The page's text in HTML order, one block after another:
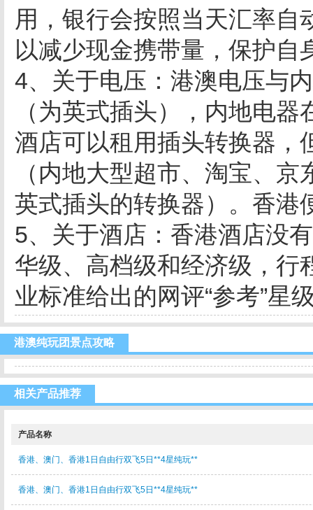
用，银行会按照当天汇率自
以减少现金携带量，保护自
4、关于电压：港澳电压与
（为英式插头），内地电
酒店可以租用插头转换器，
（内地大型超市、淘宝、
英式插头的转换器）。香港
5、关于酒店：香港酒店没
华级、高档级和经济级，行
业标准给出的网评“参考”星
港澳纯玩团景点攻略
相关产品推荐
产品名称
香港、澳门、香港1日自由行双飞5日**4星纯玩**
香港、澳门、香港1日自由行双飞5日**4星纯玩**